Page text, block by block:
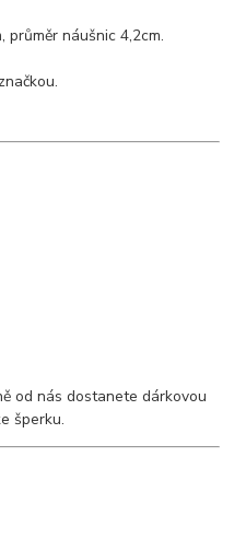
průměr náušnic 4,2cm.
od nás dostanete dárkovou
šperku.